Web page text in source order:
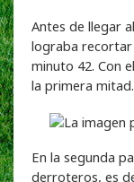
Antes de llegar
lograba recortar
minuto 42. Con
la primera mitad.
En la segunda
derroteros, es